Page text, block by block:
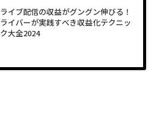
ライブ配信の収益がグングン伸びる！
ライバーが実践すべき収益化テクニッ
ク大全2024